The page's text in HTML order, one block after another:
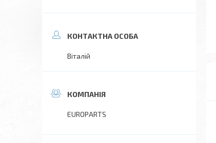
Віталій
EUROPARTS